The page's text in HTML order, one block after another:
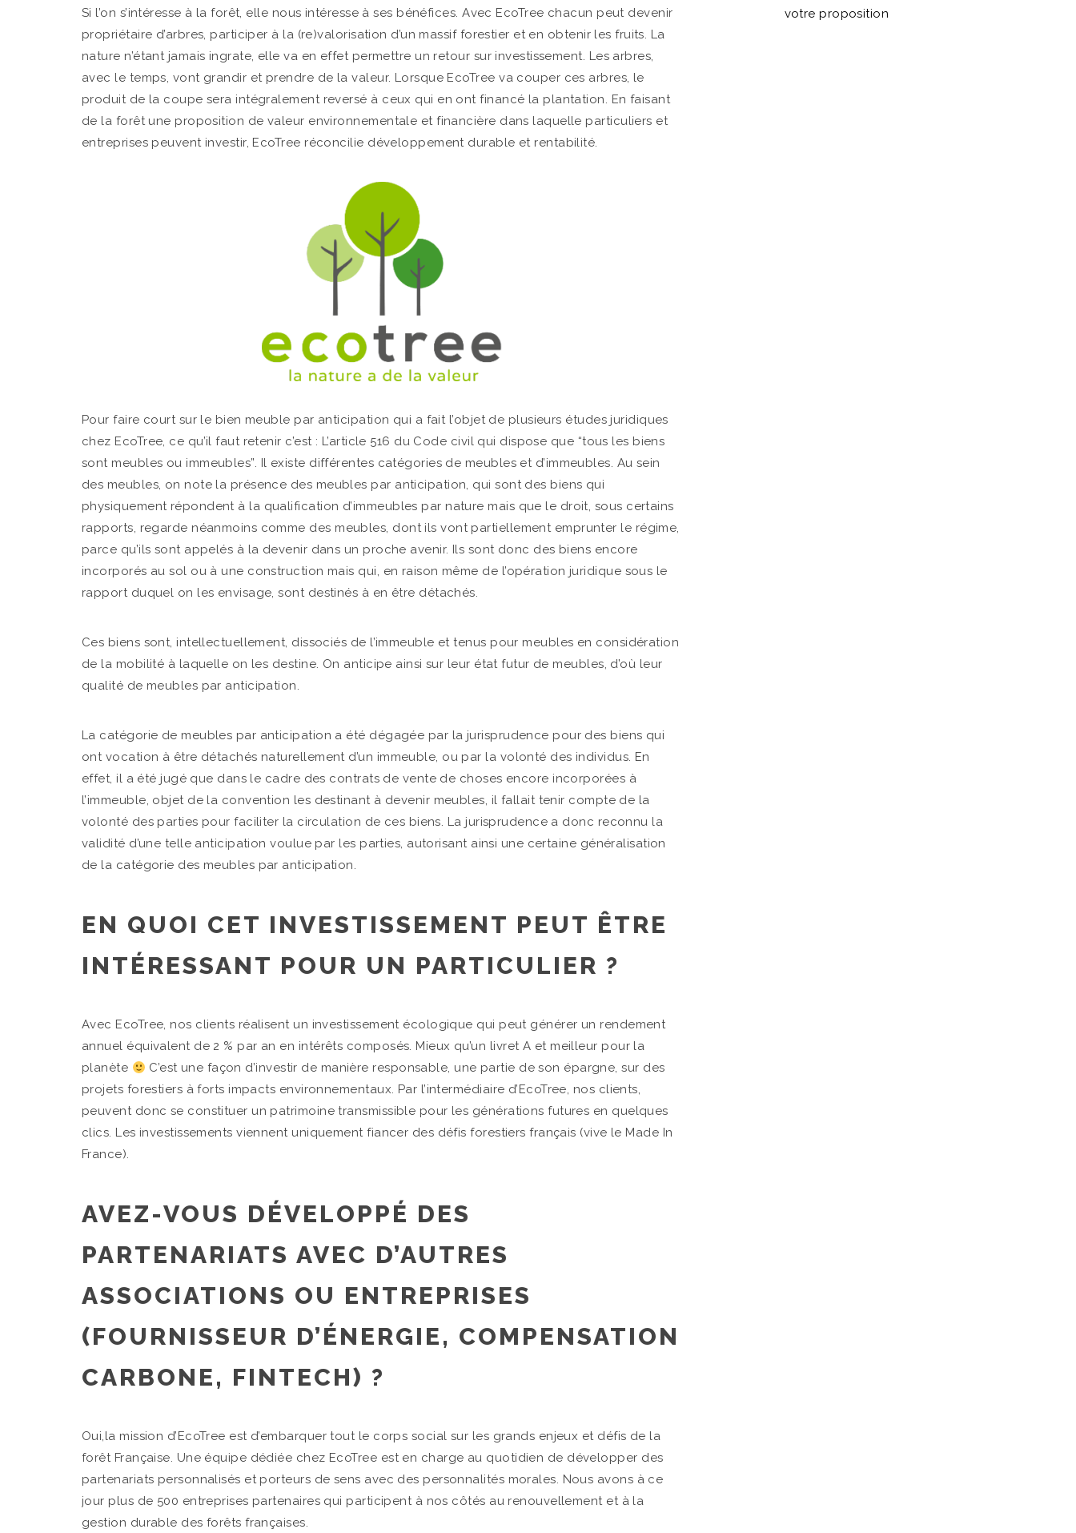
Si l’on s’intéresse à la forêt, elle nous intéresse à ses bénéfices. Avec EcoTree chacun peut devenir
propriétaire d’arbres, participer à la (re)valorisation d’un massif forestier et en obtenir les fruits. La
nature n’étant jamais ingrate, elle va en effet permettre un retour sur investissement. Les arbres,
avec le temps, vont grandir et prendre de la valeur. Lorsque EcoTree va couper ces arbres, le
produit de la coupe sera intégralement reversé à ceux qui en ont financé la plantation. En faisant
de la forêt une proposition de valeur environnementale et financière dans laquelle particuliers et
entreprises peuvent investir, EcoTree réconcilie développement durable et rentabilité.
Pour faire court sur le bien meuble par anticipation qui a fait l’objet de plusieurs études juridiques
chez EcoTree, ce qu’il faut retenir c’est : L’article 516 du Code civil qui dispose que “tous les biens
sont meubles ou immeubles”. Il existe différentes catégories de meubles et d’immeubles. Au sein
des meubles, on note la présence des meubles par anticipation, qui sont des biens qui
physiquement répondent à la qualification d’immeubles par nature mais que le droit, sous certains
rapports, regarde néanmoins comme des meubles, dont ils vont partiellement emprunter le régime,
parce qu’ils sont appelés à la devenir dans un proche avenir. Ils sont donc des biens encore
incorporés au sol ou à une construction mais qui, en raison même de l’opération juridique sous le
rapport duquel on les envisage, sont destinés à en être détachés.
Ces biens sont, intellectuellement, dissociés de l’immeuble et tenus pour meubles en considération
de la mobilité à laquelle on les destine. On anticipe ainsi sur leur état futur de meubles, d’où leur
qualité de meubles par anticipation.
La catégorie de meubles par anticipation a été dégagée par la jurisprudence pour des biens qui
ont vocation à être détachés naturellement d’un immeuble, ou par la volonté des individus. En
effet, il a été jugé que dans le cadre des contrats de vente de choses encore incorporées à
l’immeuble, objet de la convention les destinant à devenir meubles, il fallait tenir compte de la
volonté des parties pour faciliter la circulation de ces biens. La jurisprudence a donc reconnu la
validité d’une telle anticipation voulue par les parties, autorisant ainsi une certaine généralisation
de la catégorie des meubles par anticipation.
EN QUOI CET INVESTISSEMENT PEUT ÊTRE
INTÉRESSANT POUR UN PARTICULIER ?
Avec EcoTree, nos clients réalisent un investissement écologique qui peut générer un rendement
annuel équivalent de 2 % par an en intérêts composés. Mieux qu’un livret A et meilleur pour la
planète
C’est une façon d’investir de manière responsable, une partie de son épargne, sur des
projets forestiers à forts impacts environnementaux. Par l’intermédiaire d’EcoTree, nos clients,
peuvent donc se constituer un patrimoine transmissible pour les générations futures en quelques
clics. Les investissements viennent uniquement fiancer des défis forestiers français (vive le Made In
France).
AVEZ-VOUS DÉVELOPPÉ DES
PARTENARIATS AVEC D’AUTRES
ASSOCIATIONS OU ENTREPRISES
(FOURNISSEUR D’ÉNERGIE, COMPENSATION
CARBONE, FINTECH) ?
Oui,la mission d’EcoTree est d’embarquer tout le corps social sur les grands enjeux et défis de la
forêt Française. Une équipe dédiée chez EcoTree est en charge au quotidien de développer des
partenariats personnalisés et porteurs de sens avec des personnalités morales. Nous avons à ce
jour plus de 500 entreprises partenaires qui participent à nos côtés au renouvellement et à la
gestion durable des forêts françaises.
votre proposition